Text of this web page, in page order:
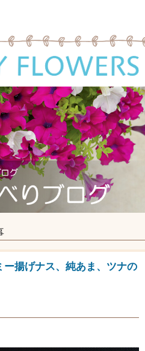
揚げナス、純あま、ツナの